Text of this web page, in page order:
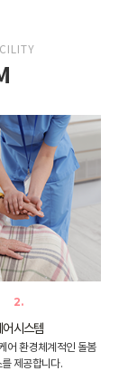
2.
어 시스템
어 환경체계적인 돌봄
제공합니다.